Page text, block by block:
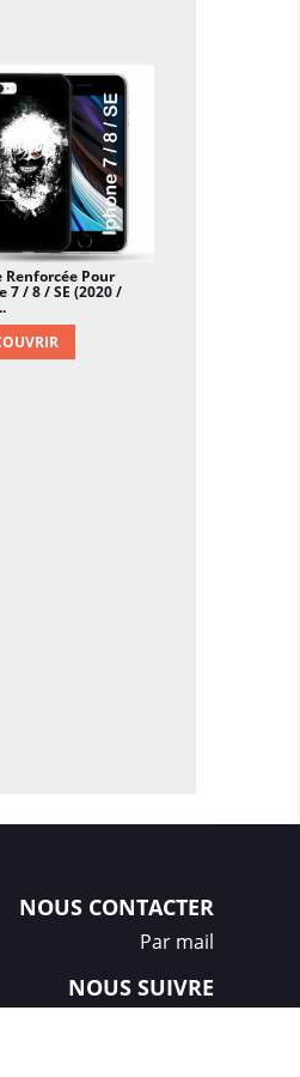
Renforcée Pour
7 / 8 / SE (2020 /
NOUS CONTACTER
Par mail
NOUS SUIVRE